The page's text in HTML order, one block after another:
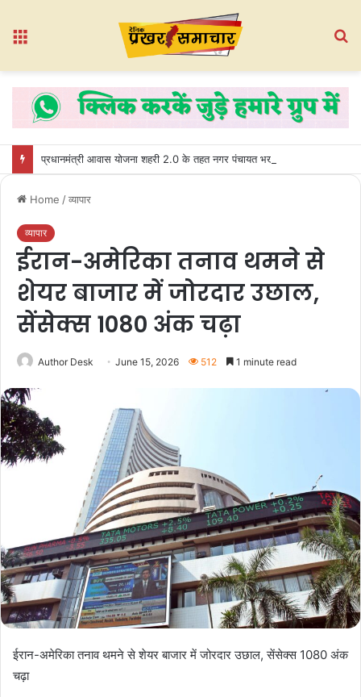
Home /व्यापार
व्यापार
ईरान-अमेरिका तनाव थमने से
शेयर बाजार में जोरदार उछाल,
सेंसेक्स 1080 अंक चढ़ा
Author Desk June 15, 2026 512 1 minute read
ईरान-अमेरिका तनाव थमने से शेयर बाजार में जोरदार उछाल, सेंसेक्स 1080 अंक
चढ़ा